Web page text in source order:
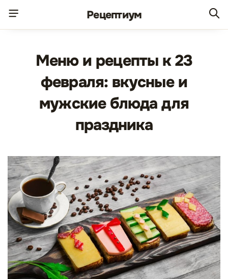
Рецептиум
Меню и рецепты к 23
февраля: вкусные и
мужские блюда для
праздника